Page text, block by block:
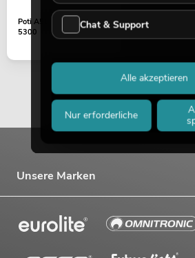
Poti A503 2x50KOhm CM-
5300
Unsere Marken
Chat & Support
Nur erforderliche
Alle akzeptieren